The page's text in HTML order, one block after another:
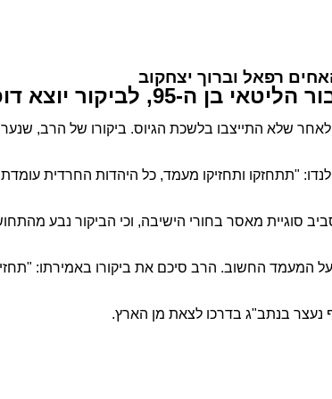
רפאל וברוך יצחקוב
בכלא הצבאי בבית ליד.
שלא התייצבו בלשכת הגיוס. ביקורו של הרב,
"תתחזקו ותחזיקו מעמד, כל היהדות החרדית
סוגיית מאסר בחורי הישיבה, וכי הביקור נבע
על המעמד החשוב. הרב סיכם את ביקורו באמירתו:
נעצר בנתב"ג בדרכו לצאת מן הארץ.